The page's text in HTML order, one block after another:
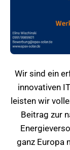
Wir sind ein
innovativen
leisten wir
Beitrag zur
ganz Europa